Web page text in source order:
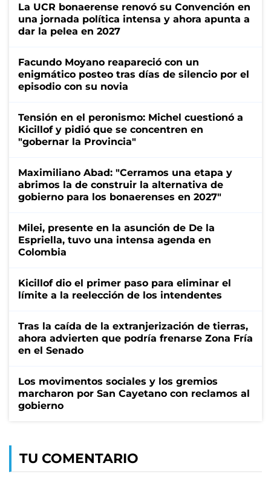
La UCR bonaerense renovó su Convención en
una jornada política intensa y ahora apunta a
dar la pelea en 2027
Facundo Moyano reapareció con un
enigmático posteo tras días de silencio por el
episodio con su novia
Tensión en el peronismo: Michel cuestionó a
Kicillof y pidió que se concentren en
"gobernar la Provincia"
Maximiliano Abad: "Cerramos una etapa y
abrimos la de construir la alternativa de
gobierno para los bonaerenses en 2027"
Milei, presente en la asunción de De la
Espriella, tuvo una intensa agenda en
Colombia
Kicillof dio el primer paso para eliminar el
límite a la reelección de los intendentes
Tras la caída de la extranjerización de tierras,
ahora advierten que podría frenarse Zona Fría
en el Senado
Los movimentos sociales y los gremios
marcharon por San Cayetano con reclamos al
gobierno
TU COMENTARIO